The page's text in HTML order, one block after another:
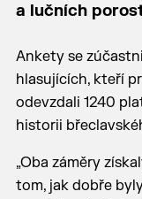
a lučních
Ankety se
hlasujících, kteří
odevzdali 1240
historii
„Oba záměry
tom, jak dobře